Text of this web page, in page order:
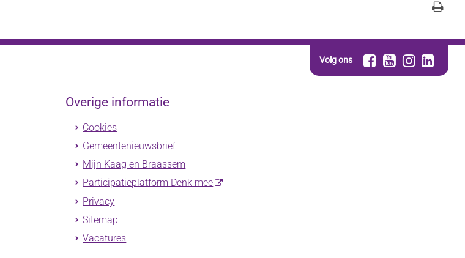
Volg ons
Overige informatie
Cookies
Gemeentenieuwsbrief
Mijn Kaag en Braassem
Participatieplatform Denk mee
Privacy
Sitemap
Vacatures